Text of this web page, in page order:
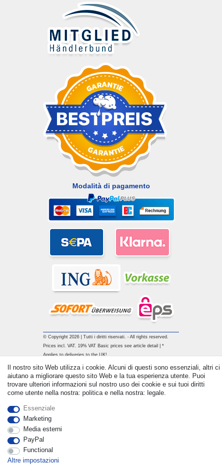
Modalità di pagamento
© Copyright 2026 | Tutti i diritti riservati. - All rights reserved.
Prices incl. VAT. 19% VAT Basic prices see article detail | *
Applies to deliveries to the UK!
Il nostro sito Web utilizza i cookie. Alcuni di questi sono essenziali, altri ci
aiutano a migliorare questo sito Web e la tua esperienza utente. Puoi
trovare ulteriori informazioni sul nostro uso dei cookie e sui tuoi diritti
come utente nella nostra: politica e nella nostra: legale.
Essenziale
Marketing
Media esterni
PayPal
Functional
Altre impostazioni
Withdraw from contract here Contatto